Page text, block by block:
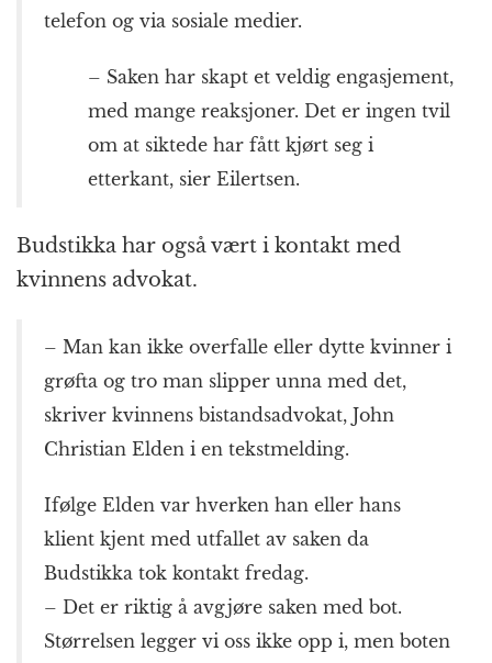
telefon og via sosiale medier.
– Saken har skapt et veldig engasjement,
med mange reaksjoner. Det er ingen tvil
om at siktede har fått kjørt seg i
etterkant, sier Eilertsen.
Budstikka har også vært i kontakt med
kvinnens advokat.
– Man kan ikke overfalle eller dytte kvinner i
grøfta og tro man slipper unna med det,
skriver kvinnens bistandsadvokat, John
Christian Elden i en tekstmelding.
Ifølge Elden var hverken han eller hans
klient kjent med utfallet av saken da
Budstikka tok kontakt fredag.
– Det er riktig å avgjøre saken med bot.
Størrelsen legger vi oss ikke opp i, men boten